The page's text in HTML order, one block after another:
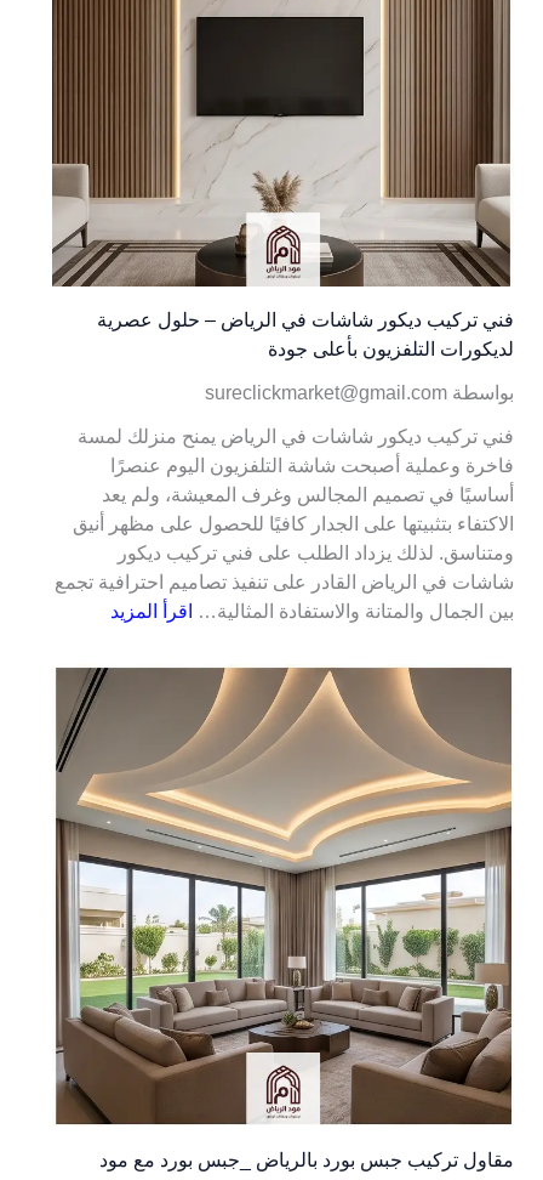
فني تركيب ديكور شاشات في الرياض – حلول عصرية
لديكورات التلفزيون بأعلى جودة
بواسطة sureclickmarket@gmail.com
فني تركيب ديكور شاشات في الرياض يمنح منزلك لمسة
فاخرة وعملية أصبحت شاشة التلفزيون اليوم عنصرًا
أساسيًا في تصميم المجالس وغرف المعيشة، ولم يعد
الاكتفاء بتثبيتها على الجدار كافيًا للحصول على مظهر أنيق
ومتناسق. لذلك يزداد الطلب على فني تركيب ديكور
شاشات في الرياض القادر على تنفيذ تصاميم احترافية تجمع
بين الجمال والمتانة والاستفادة المثالية…
اقرأ المزيد
مقاول تركيب جبس بورد بالرياض _جبس بورد مع مود